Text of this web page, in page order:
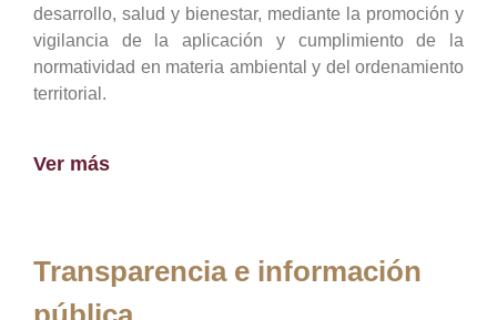
desarrollo, salud y bienestar, mediante la promoción y
vigilancia de la aplicación y cumplimiento de la
normatividad en materia ambiental y del ordenamiento
territorial.
Ver más
Transparencia e información